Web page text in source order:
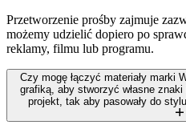
Przetworzenie prośby zajmuje
możemy udzielić dopiero po
reklamy, filmu lub programu.
Czy mogę łączyć materiały marki
grafiką, aby stworzyć własne
projekt, tak aby pasowały do